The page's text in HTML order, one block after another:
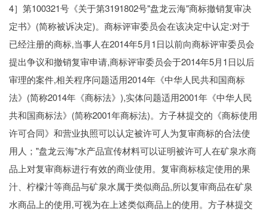
4］第100321号《关于第3191802号"盘龙云海"商标撤销复审决
定书》(简称被诉决定)。商标评审委员会在该决定中认定:对于
已经注册的商标,当事人在2014年5月1日以前向商标评审委员会
提出争议和撤销复审申请,商标评审委员会于2014年5月1日以后
审理的案件,相关程序问题适用2014年《中华人民共和国商标
法》(简称2014年《商标法》),实体问题适用2001年《中华人民
共和国商标法》(简称2001年商标法)。方子林提交的《商标使用
许可合同》和营业执照可以认定被许可人为复审商标的合法使
用人；"盘龙云海"水产品宣传材料可以证明被许可人在矿泉水商
品上对复审商标进行有效的商业使用。复审商标核定使用的果
汁、柠檬汁等商品与矿泉水属于类似商品,所以复审商品在矿泉
水商品上的使用,可视为在上述类似商品上的使用。方子林提交